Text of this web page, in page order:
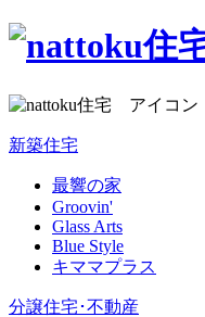
新築住宅
最響の家
Groovin'
Glass Arts
Blue Style
キママプラス
分譲住宅･不動産